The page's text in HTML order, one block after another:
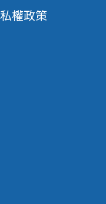
權政策